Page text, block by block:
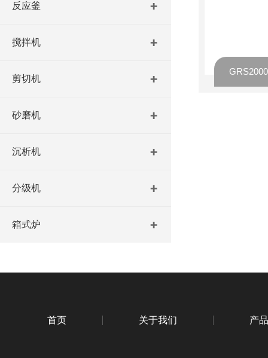
反应釜
搅拌机
剪切机
砂磨机
沉析机
分级机
箱式炉
首页 关于我们 产